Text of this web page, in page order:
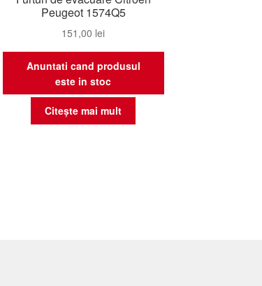
Peugeot 1574Q5
151,00 lei
Anuntati cand produsul
este in stoc
Citește mai mult